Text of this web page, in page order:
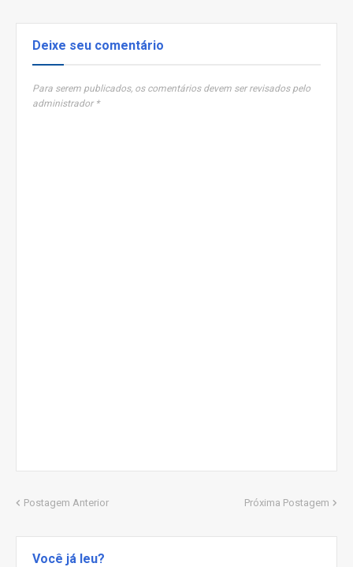
Deixe seu comentário
Para serem publicados, os comentários devem ser revisados pelo
administrador *
Postagem Anterior Próxima Postagem
Você já leu?